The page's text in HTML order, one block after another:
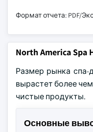
Формат отчета: PDF/
North America
Размер рынка спа-
вырастет более
чистые продукты.
Основные